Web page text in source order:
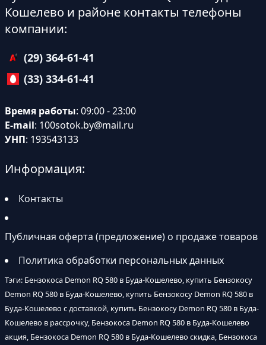
Кошелево и районе контакты телефоны
компании:
(29) 364-61-41
(33) 334-61-41
Время работы: 09:00 - 23:00
E-mail: 100sotok.by@mail.ru
УНП: 193543133
Информация:
Контакты
Публичная оферта (предложение) о продаже товаров
Политика обработки персональных данных
Тэги: Бензокоса Demon RQ 580 в Буда-Кошелево, купить Бензокосу
Demon RQ 580 в Буда-Кошелево, купить Бензокосу Demon RQ 580 в
Буда-Кошелево с доставкой, купить Бензокосу Demon RQ 580 в Буда-
Кошелево в рассрочку, Бензокоса Demon RQ 580 в Буда-Кошелево
акция, Бензокоса Demon RQ 580 в Буда-Кошелево скидка, Бензокоса